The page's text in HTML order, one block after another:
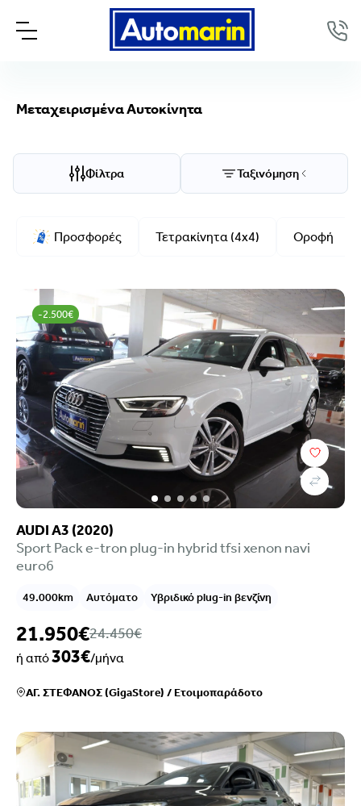
Μεταχειρισμένα Αυτοκίνητα
Φίλτρα Ταξινόμηση
Προσφορές Τετρακίνητα (4x4) Οροφή
-2.500€
AUDI A3 (2020)
Sport Pack e-tron plug-in hybrid tfsi xenon navi
euro6
49.000km Αυτόματο Υβριδικό plug-in βενζίνη
21.950€24.450€
ή από303€/μήνα
ΑΓ. ΣΤΕΦΑΝΟΣ (GigaStore) /Ετοιμοπαράδοτο
Μάρκα/Μοντέλο
Μοντέλο
Τιμή
Επιλογές χρηματοδότησης
Τύπος
Χρονολογία
Καύσιμο
Σασμάν
Χιλιόμετρα
Χρώμα
Κυβικά
Εξοπλισμός
Euroclass
Ρύποι
Πόρτες
Κατάστημα